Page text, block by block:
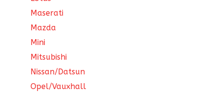
Maserati
Mazda
Mini
Mitsubishi
Nissan/Datsun
Opel/Vauxhall